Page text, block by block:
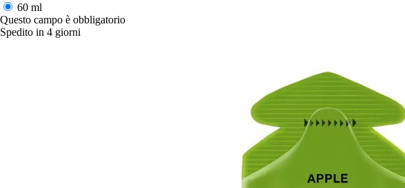
60 ml
Questo campo è obbligatorio
Spedito in 4 giorni